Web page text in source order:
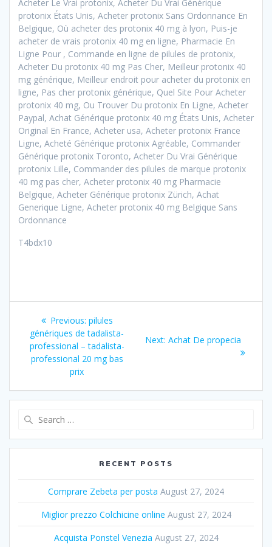
Acheter Le Vrai protonix, Acheter Du Vrai Générique
protonix États Unis, Acheter protonix Sans Ordonnance En
Belgique, Où acheter des protonix 40 mg à lyon, Puis-je
acheter de vrais protonix 40 mg en ligne, Pharmacie En
Ligne Pour , Commande en ligne de pilules de protonix,
Acheter Du protonix 40 mg Pas Cher, Meilleur protonix 40
mg générique, Meilleur endroit pour acheter du protonix en
ligne, Pas cher protonix générique, Quel Site Pour Acheter
protonix 40 mg, Ou Trouver Du protonix En Ligne, Acheter
Paypal, Achat Générique protonix 40 mg États Unis, Acheter
Original En France, Acheter usa, Acheter protonix France
Ligne, Acheté Générique protonix Agréable, Commander
Générique protonix Toronto, Acheter Du Vrai Générique
protonix Lille, Commander des pilules de marque protonix
40 mg pas cher, Acheter protonix 40 mg Pharmacie
Belgique, Acheter Générique protonix Zürich, Achat
Generique Ligne, Acheter protonix 40 mg Belgique Sans
Ordonnance
T4bdx10
Post
navigation
Previous: Previous
post:
pilules
génériques de tadalista-
professional – tadalista-
professional 20 mg bas
prix
Next: Next
Achat De propecia
RECENT POSTS
Comprare Zebeta per posta August 27, 2024
Miglior prezzo Colchicine online August 27, 2024
Acquista Ponstel Venezia August 27, 2024